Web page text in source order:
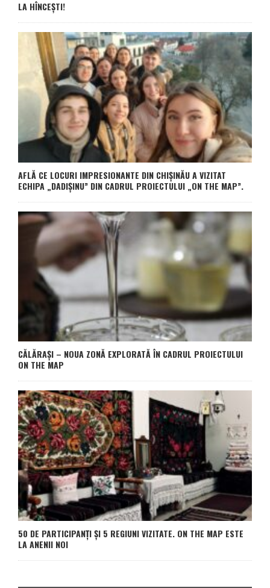
LA HÎNCEȘTI!
AFLĂ CE LOCURI IMPRESIONANTE DIN CHIȘINĂU A VIZITAT
ECHIPA „DADIȘINU” DIN CADRUL PROIECTULUI „ON THE MAP”.
CĂLĂRAȘI – NOUA ZONĂ EXPLORATĂ ÎN CADRUL PROIECTULUI
ON THE MAP
50 DE PARTICIPANȚI ȘI 5 REGIUNI VIZITATE. ON THE MAP ESTE
LA ANENII NOI